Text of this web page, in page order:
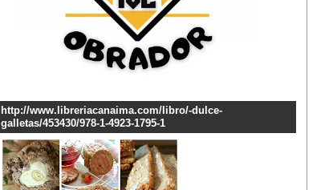
http://www.libreriacanaima.com/libro/-dulce-
galletas/453430/978-1-4923-1795-1